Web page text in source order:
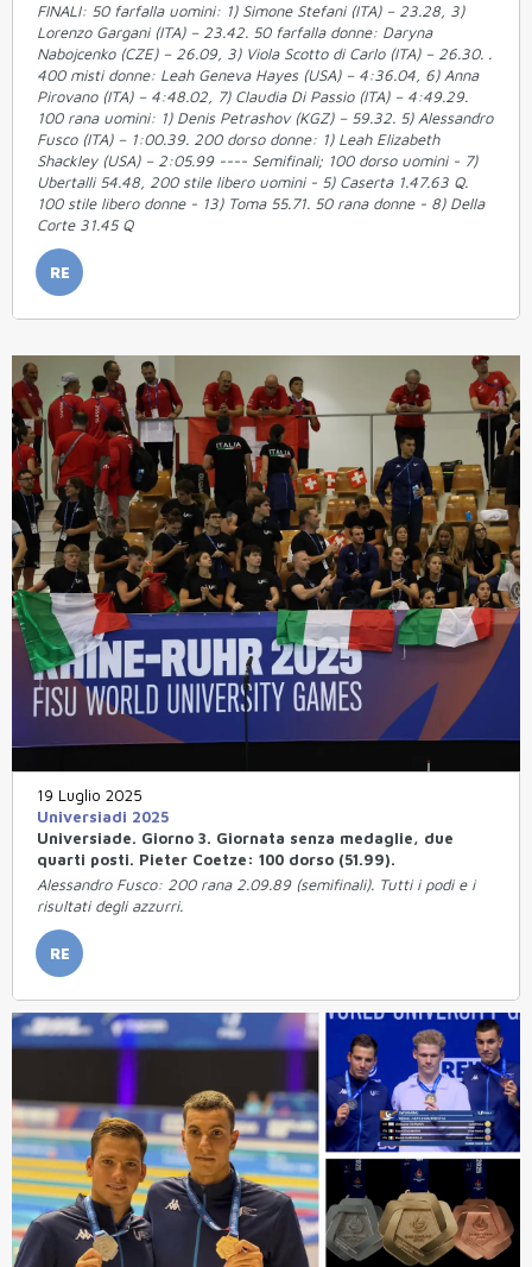
FINALI: 50 farfalla uomini: 1) Simone Stefani (ITA) – 23.28, 3)
Lorenzo Gargani (ITA) – 23.42. 50 farfalla donne: Daryna
Nabojcenko (CZE) – 26.09, 3) Viola Scotto di Carlo (ITA) – 26.30. .
400 misti donne: Leah Geneva Hayes (USA) – 4:36.04, 6) Anna
Pirovano (ITA) – 4:48.02, 7) Claudia Di Passio (ITA) – 4:49.29.
100 rana uomini: 1) Denis Petrashov (KGZ) – 59.32. 5) Alessandro
Fusco (ITA) – 1:00.39. 200 dorso donne: 1) Leah Elizabeth
Shackley (USA) – 2:05.99 ---- Semifinali; 100 dorso uomini - 7)
Ubertalli 54.48, 200 stile libero uomini - 5) Caserta 1.47.63 Q.
100 stile libero donne - 13) Toma 55.71. 50 rana donne - 8) Della
Corte 31.45 Q
RE
19 Luglio 2025
Universiadi 2025
Universiade. Giorno 3. Giornata senza medaglie, due
quarti posti. Pieter Coetze: 100 dorso (51.99).
Alessandro Fusco: 200 rana 2.09.89 (semifinali). Tutti i podi e i
risultati degli azzurri.
RE